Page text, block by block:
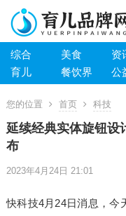
综合 美食 资
育儿
餐饮界 公
您的位置 首页 科技
延续经典实体旋钮设
布
2023年4月24日 21:01
快科技4月24日消息，今